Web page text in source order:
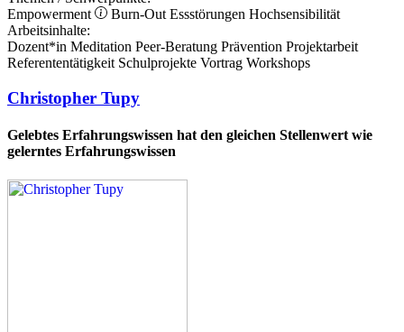
Empowerment
Burn-Out Essstörungen Hochsensibilität
Arbeitsinhalte:
Dozent*in Meditation Peer-Beratung Prävention Projektarbeit
Referententätigkeit Schulprojekte Vortrag Workshops
Christopher Tupy
Gelebtes Erfahrungswissen hat den gleichen Stellenwert wie
gelerntes Erfahrungswissen